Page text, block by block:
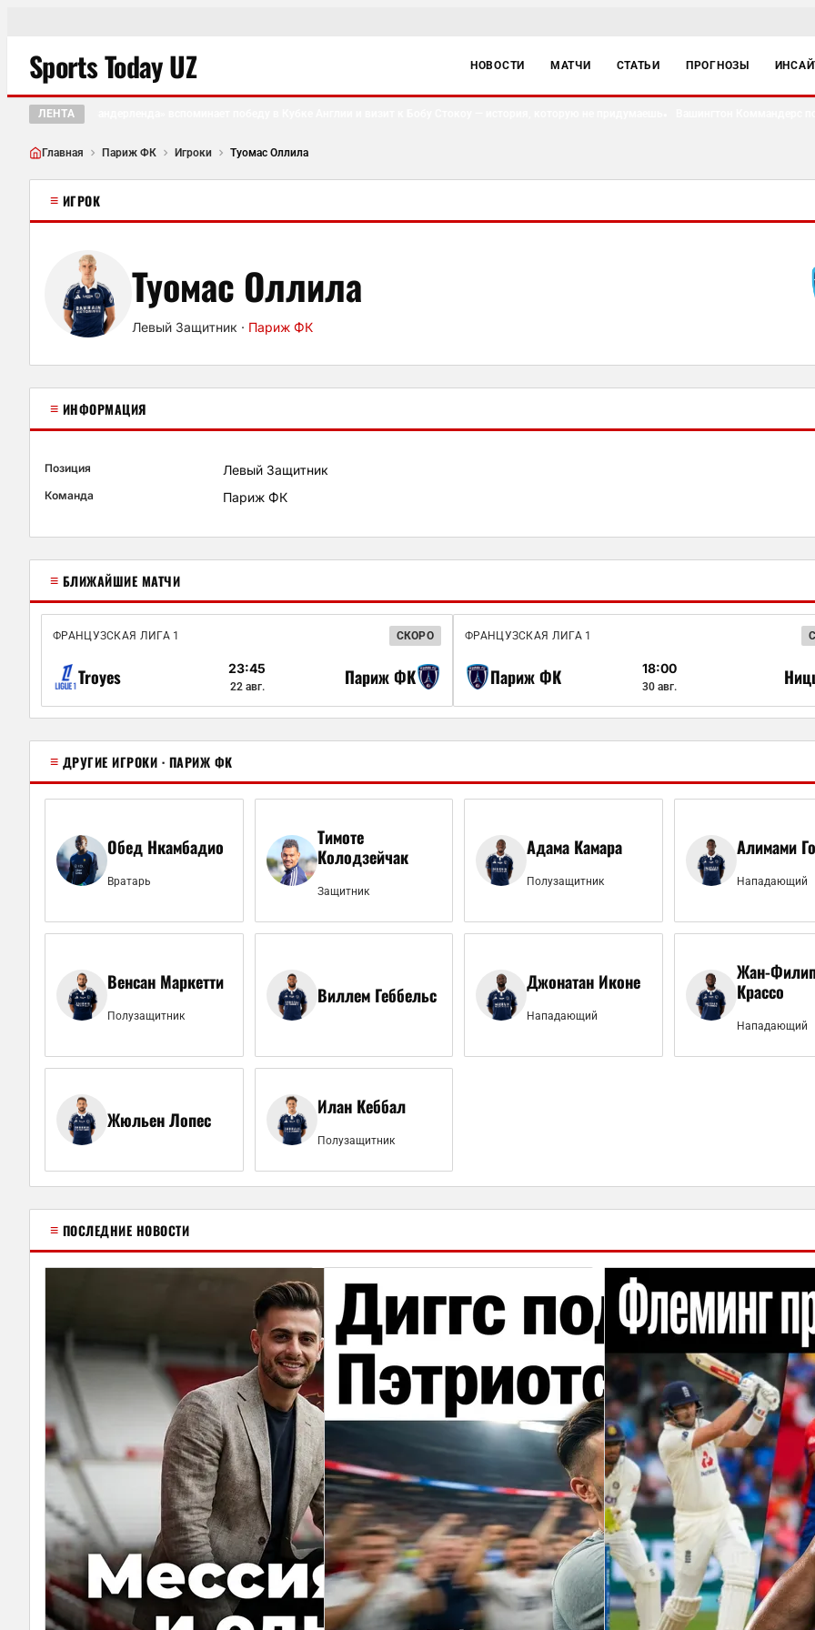
Sports Today UZ НОВОСТИ МАТЧИ СТАТЬИ ПРОГНОЗЫ
ЛЕНТА
Болельщик «Сандерленда» вспоминает победу в Кубке Англии и визит к Бобу Стокоу — история, которую не придумаешь
Главная Париж ФК Игроки Туомас Оллила
≡ ИГРОК
Туомас Оллила
Левый Защитник · Париж ФК
≡ ИНФОРМАЦИЯ
Позиция Левый Защитник
Команда Париж ФК
≡ БЛИЖАЙШИЕ МАТЧИ
ФРАНЦУЗСКАЯ ЛИГА 1 СКОРО
Troyes 23:45
22 авг. Париж ФК
ФРАНЦУЗСКАЯ ЛИГА 1
Париж ФК 18:00
30 авг.
≡ ДРУГИЕ ИГРОКИ · ПАРИЖ ФК
Обед Нкамбадио
Вратарь
Тимоте
Колодзейчак
Защитник
Адама Камара
Полузащитник
Алимами
Нападающий
Венсан Маркетти
Полузащитник
Виллем Геббельс
Джонатан Иконе
Нападающий
Жан-
Крассо
Нападающий
Жюльен Лопес
Илан Кеббал
Полузащитник
≡ ПОСЛЕДНИЕ НОВОСТИ